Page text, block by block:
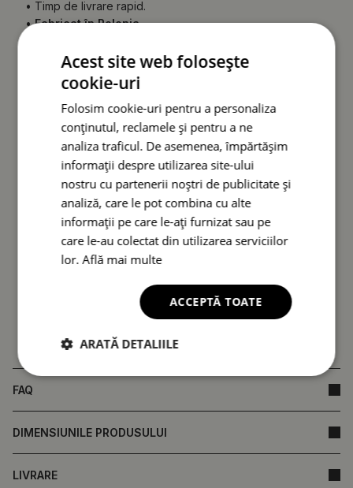
• Timp de livrare rapid.
•Fabricat în Polonia.
culoare față de cea prezentată în ofertă.Acest lucru nu
afectează calitatea produsului și nu constituie motiv
de reclamație.
INSTRUCȚIUNI DE INSTALARE
FAQ
DIMENSIUNILE PRODUSULUI
LIVRARE
Acest site web folosește
cookie-uri
Folosim cookie-uri pentru a personaliza
conținutul, reclamele și pentru a ne
analiza traficul. De asemenea, împărtășim
informații despre utilizarea site-ului
nostru cu partenerii noștri de publicitate și
analiză, care le pot combina cu alte
informații pe care le-ați furnizat sau pe
care le-au colectat din utilizarea serviciilor
lor.Află mai multe
ACCEPTĂ TOATE
ARATĂ DETALIILE